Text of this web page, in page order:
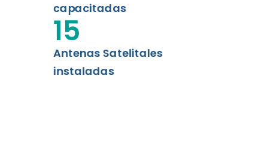
capacitadas
Antenas Satelitales
instaladas
15